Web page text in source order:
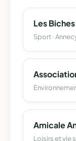
Les
Sport ·
Loisirs et vie